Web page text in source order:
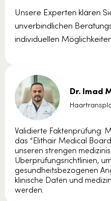
Unsere Experten klären
unverbindlichen
individuellen
Dr. Imad
Validierte Faktenprüfung:
das “Elithair Medical
unseren strengen
Überprüfungsrichtlinien,
gesundheitsbezogenen
klinische Daten und
werden.